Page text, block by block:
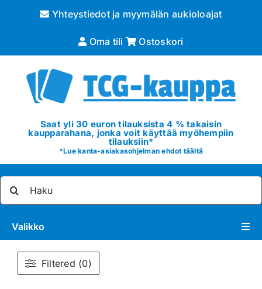
Yhteystiedot ja myymälän aukioloajat
Oma tili Ostoskori
Saat yli 30 euron tilauksista 4 % takaisin
kaupparahana, jonka voit käyttää myöhempiin
tilauksiin*
*Lue kanta-asiakasohjelman ehdot täältä
Valikko
Pokémon
Filtered (0)